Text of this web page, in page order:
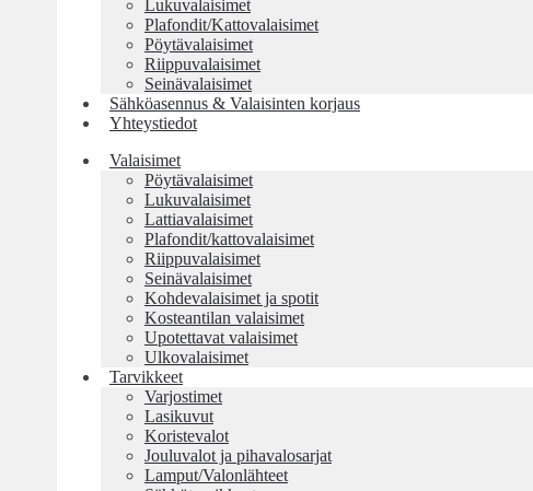
Lukuvalaisimet
Plafondit/Kattovalaisimet
Pöytävalaisimet
Riippuvalaisimet
Seinävalaisimet
Sähköasennus & Valaisinten korjaus
Yhteystiedot
Valaisimet
Pöytävalaisimet
Lukuvalaisimet
Lattiavalaisimet
Plafondit/kattovalaisimet
Riippuvalaisimet
Seinävalaisimet
Kohdevalaisimet ja spotit
Kosteantilan valaisimet
Upotettavat valaisimet
Ulkovalaisimet
Tarvikkeet
Varjostimet
Lasikuvut
Koristevalot
Jouluvalot ja pihavalosarjat
Lamput/Valonlähteet